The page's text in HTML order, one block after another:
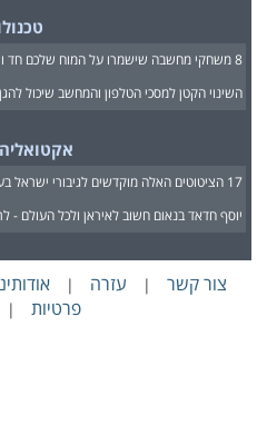
8 משחקי מחשבה שישמרו על המוח שלכם חד ויתנו לכם רגע של שקט
השינוי הקטן למסכי הטלפון והמחשב שיכול
17 הציטוטים האלה מוקדשים לגיבורי ישראל בעבר, בהווה ובעתיד
יוסף חדאד בנאום חשוב לאיראן ולכל העולם -
צור קשר | עזרה |
פרטיות
|